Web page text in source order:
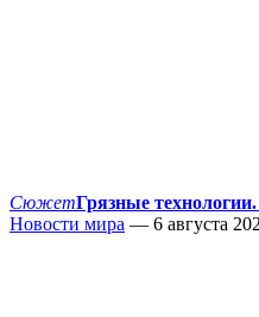
СюжетГрязные
Новости мира — 6 августа